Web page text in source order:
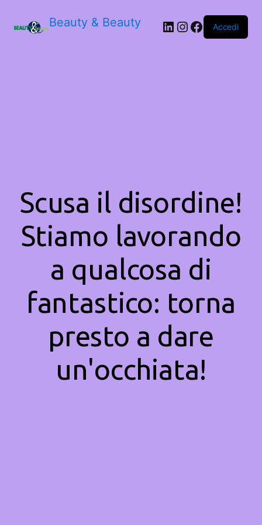
Beauty & Beauty LinkedIn
Instagram
Facebook
Accedi
Scusa il disordine!
Stiamo lavorando
a qualcosa di
fantastico: torna
presto a dare
un'occhiata!